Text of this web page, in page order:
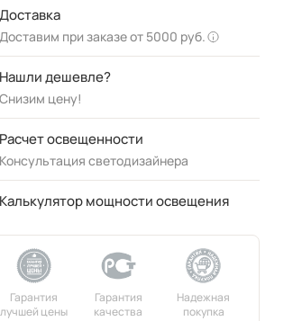
Доставка
Доставим при заказе от 5000 руб.
Нашли дешевле?
Снизим цену!
освещенности
Консультация светодизайнера
Калькулятор мощности освещения